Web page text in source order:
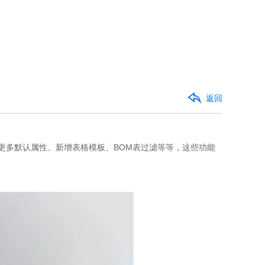
返回
默认属性、新增表格模板、BOM表过滤等等，这些功能